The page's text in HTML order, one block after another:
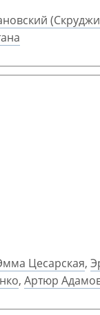
Цесарская,
, Артюр